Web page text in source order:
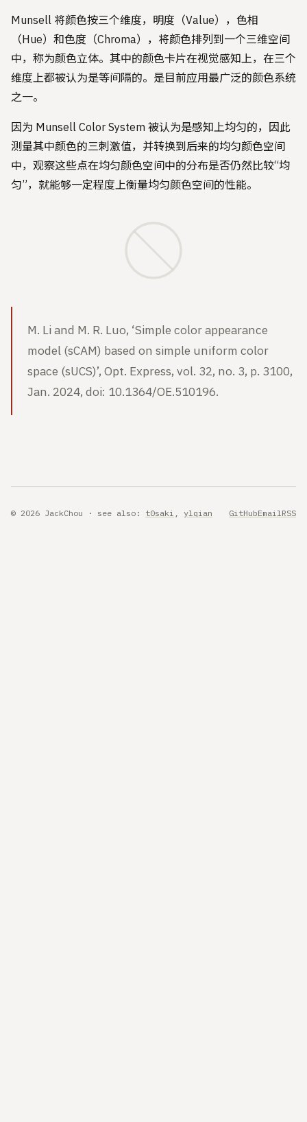
Munsell 将颜色按三个维度，明度（Value），色相
（Hue）和色度（Chroma），将颜色排列到一个三维空间
中，称为颜色立体。其中的颜色卡片在视觉感知上，在三个
维度上都被认为是等间隔的。是目前应用最广泛的颜色系统
之一。
因为 Munsell Color System 被认为是感知上均匀的，因此
测量其中颜色的三刺激值，并转换到后来的均匀颜色空间
中，观察这些点在均匀颜色空间中的分布是否仍然比较“均
匀”，就能够一定程度上衡量均匀颜色空间的性能。
M. Li and M. R. Luo, ‘Simple color appearance
model (sCAM) based on simple uniform color
space (sUCS)’, Opt. Express, vol. 32, no. 3, p. 3100,
Jan. 2024, doi: 10.1364/OE.510196.
© 2026 JackChou · see also: t0saki ylqian GitHubEmail RSS